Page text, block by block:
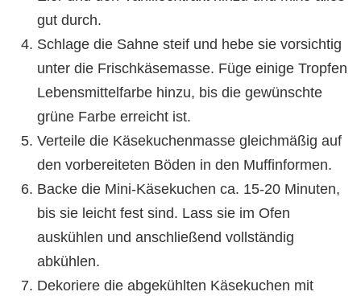
gut durch.
Schlage die Sahne steif und hebe sie vorsichtig
unter die Frischkäsemasse. Füge einige Tropfen
Lebensmittelfarbe hinzu, bis die gewünschte
grüne Farbe erreicht ist.
Verteile die Käsekuchenmasse gleichmäßig auf
den vorbereiteten Böden in den Muffinformen.
Backe die Mini-Käsekuchen ca. 15-20 Minuten,
bis sie leicht fest sind. Lass sie im Ofen
auskühlen und anschließend vollständig
abkühlen.
Dekoriere die abgekühlten Käsekuchen mit